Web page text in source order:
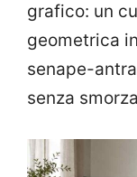
grafico: un
geometrica
senape-
senza